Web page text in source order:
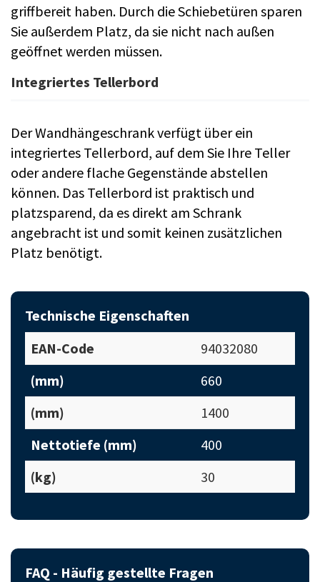
griffbereit haben. Durch die Schiebetüren sparen
Sie außerdem Platz, da sie nicht nach außen
geöffnet werden müssen.
Integriertes Tellerbord
Der Wandhängeschrank verfügt über ein
integriertes Tellerbord, auf dem Sie Ihre Teller
oder andere flache Gegenstände abstellen
können. Das Tellerbord ist praktisch und
platzsparend, da es direkt am Schrank
angebracht ist und somit keinen zusätzlichen
Platz benötigt.
Technische Eigenschaften
EAN-Code
94032080
(mm)
660
(mm)
1400
Nettotiefe (mm)
400
(kg)
30
FAQ - Häufig gestellte Fragen